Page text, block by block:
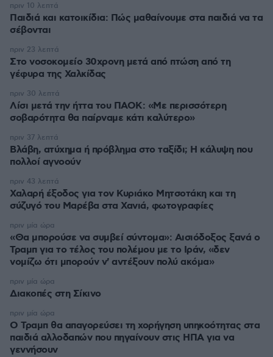
Παιδιά και κατοικίδια: Πώς μαθαίνουμε στα παιδιά να τα
σέβονται
πριν 10 λεπτά
Στο νοσοκομείο 30χρονη μετά από πτώση από τη
γέφυρα της Χαλκίδας
πριν 23 λεπτά
Λίσι μετά την ήττα του ΠΑΟΚ: «Με περισσότερη
σοβαρότητα θα παίρναμε κάτι καλύτερο»
πριν 30 λεπτά
Βλάβη, ατύχημα ή πρόβλημα στο ταξίδι; Η κάλυψη που
πολλοί αγνοούν
πριν 37 λεπτά
Χαλαρή έξοδος για τον Κυριάκο Μητσοτάκη και τη
σύζυγό του Μαρέβα στα Χανιά, φωτογραφίες
πριν 43 λεπτά
«Θα μπορούσε να συμβεί σύντομα»: Αισιόδοξος ξανά ο
Τραμπ για το τέλος του πολέμου με το Ιράν, «δεν
νομίζω ότι μπορούν ν' αντέξουν πολύ ακόμα»
πριν μία ώρα
Διακοπές στη Σίκινο
πριν μία ώρα
Ο Τραμπ θα απαγορεύσει τη χορήγηση υπηκοότητας στα
παιδιά αλλοδαπών που πηγαίνουν στις ΗΠΑ για να
γεννήσουν
πριν μία ώρα